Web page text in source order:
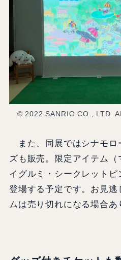
© 2022 SANRIO CO., LTD.
また、同展ではシナモロ
ズも販売。限定アイテム
イグルミ・シークレット
登場する予定です。お見
ムは売り切れになる場合あ